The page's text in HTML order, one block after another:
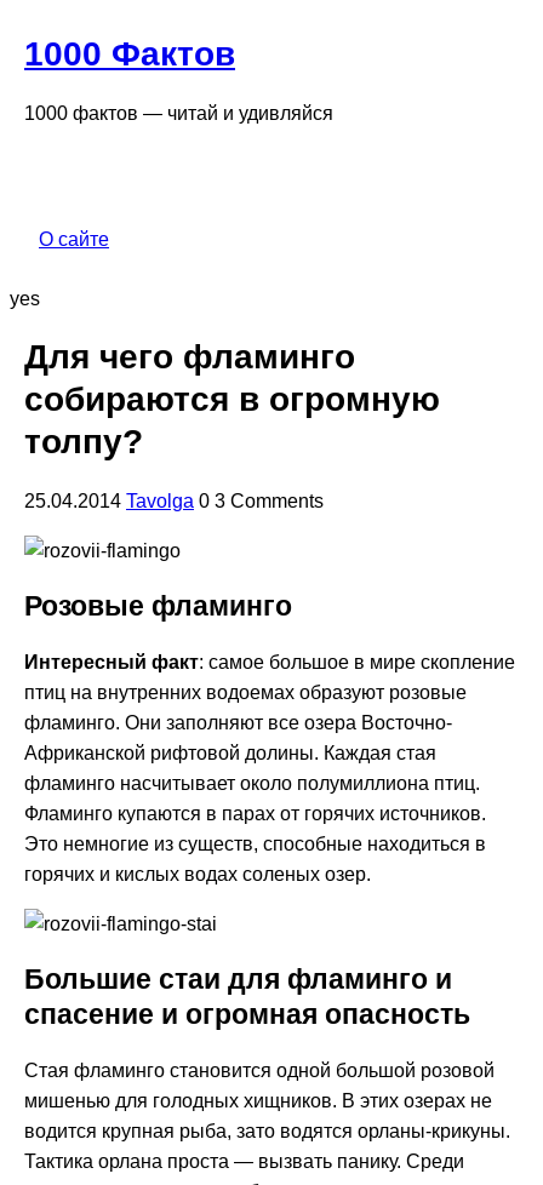
1000 Фактов
1000 фактов — читай и удивляйся
О сайте
yes
Для чего фламинго
собираются в огромную
толпу?
25.04.2014 Tavolga 0 3 Comments
Розовые фламинго
Интересный факт: самое большое в мире скопление
птиц на внутренних водоемах образуют розовые
фламинго. Они заполняют все озера Восточно-
Африканской рифтовой долины. Каждая стая
фламинго насчитывает около полумиллиона птиц.
Фламинго купаются в парах от горячих источников.
Это немногие из существ, способные находиться в
горячих и кислых водах соленых озер.
Большие стаи для фламинго и
спасение и огромная опасность
Стая фламинго становится одной большой розовой
мишенью для голодных хищников. В этих озерах не
водится крупная рыба, зато водятся орланы-крикуны.
Тактика орлана проста — вызвать панику. Среди